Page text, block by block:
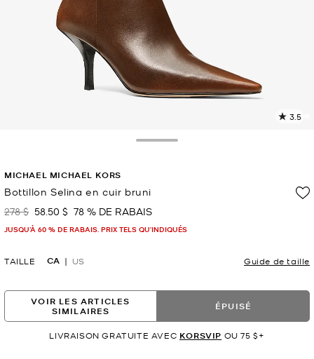
3.5
MICHAEL MICHAEL KORS
Bottillon Selina en cuir bruni
était
278 $ maintenant
58.50 $ 78 % DE RABAIS
JUSQU’À 60 % DE RABAIS. PRIX TELS QU'INDIQUÉS
TAILLE CA US Guide de taille
VOIR LES ARTICLES
SIMILAIRES
ÉPUISÉ
LIVRAISON GRATUITE AVEC KORSVIP OU 75 $+